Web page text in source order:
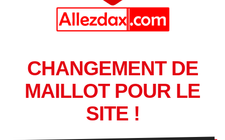
CHANGEMENT DE
MAILLOT POUR LE
SITE !